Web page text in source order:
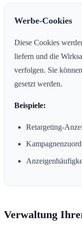
Werbe-Cookies
Diese Cookies
liefern und die
verfolgen. Sie
gesetzt werden.
Beispiele:
Retargeting-
Verwaltung